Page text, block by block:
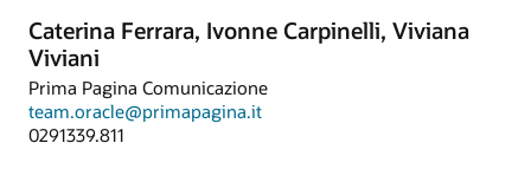
Caterina Ferrara, Ivonne Carpinelli, Viviana
Viviani
Prima Pagina Comunicazione
team.oracle@primapagina.it
0291339.811